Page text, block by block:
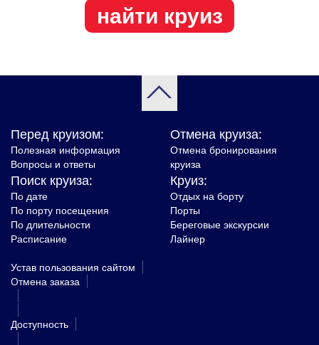
найти круиз
Перед круизом:
Полезная информация
Вопросы и ответы
Отмена круиза:
Отмена бронирования
круиза
Поиск круиза:
По дате
По порту посещения
По длительности
Расписание
Круиз:
Отдых на борту
Порты
Береговые экскурсии
Лайнер
Устав пользования сайтом
Oтмена заказа
Доступность